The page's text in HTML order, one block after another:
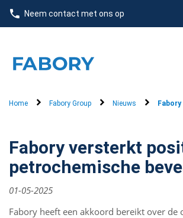
text.skipToContent
text.skipToNavigation
Neem contact met ons op
Home Fabory Group Nieuws
Fabory versterkt
petrochemische
01-05-2025
Fabory heeft een akkoord bereikt over de